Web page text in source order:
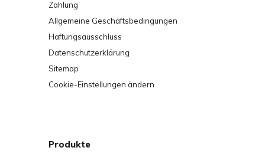
Zahlung
Allgemeine Geschäftsbedingungen
Haftungsausschluss
Datenschutzerklärung
Sitemap
Cookie-Einstellungen ändern
Produkte